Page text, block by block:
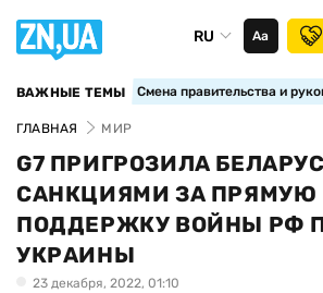
RU Аа
ВАЖНЫЕ ТЕМЫ Смена правительства и
ГЛАВНАЯ МИР
G7 ПРИГРОЗИЛА
САНКЦИЯМИ ЗА ПРЯМУЮ
ПОДДЕРЖКУ ВОЙНЫ РФ
УКРАИНЫ
23 декабря, 2022, 01:10